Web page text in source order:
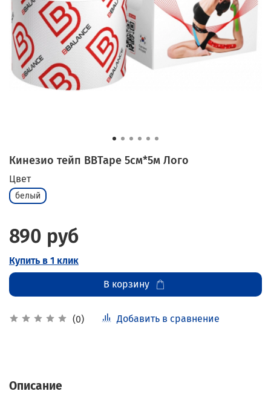
Кинезио тейп BBTape 5см*5м Лого
(0) Добавить в сравнение
Цвет
белый
890 руб
Купить в 1 клик
В корзину
Описание